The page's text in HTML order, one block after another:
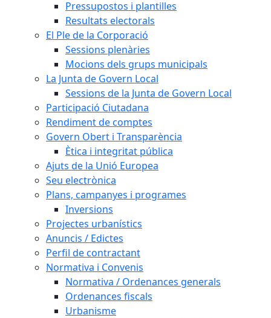
Pressupostos i plantilles
Resultats electorals
El Ple de la Corporació
Sessions plenàries
Mocions dels grups municipals
La Junta de Govern Local
Sessions de la Junta de Govern Local
Participació Ciutadana
Rendiment de comptes
Govern Obert i Transparència
Ètica i integritat pública
Ajuts de la Unió Europea
Seu electrònica
Plans, campanyes i programes
Inversions
Projectes urbanístics
Anuncis / Edictes
Perfil de contractant
Normativa i Convenis
Normativa / Ordenances generals
Ordenances fiscals
Urbanisme